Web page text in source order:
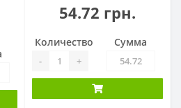
54.72 грн.
Количество
- +
Сумма